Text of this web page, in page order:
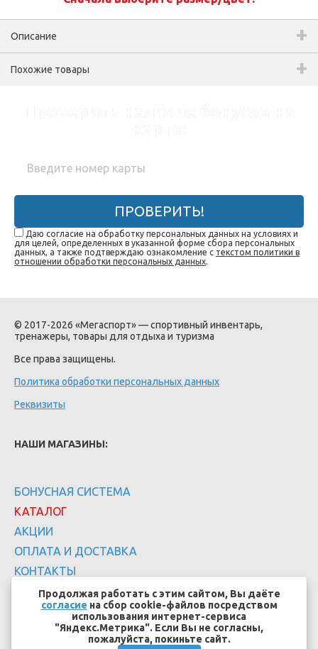
Описание
Похожие товары
ПРОВЕРИТЬ!
Даю согласие на обработку персональных данных на условиях и
для целей, определенных в указанной форме сбора персональных
данных, а также подтверждаю ознакомление с текстом политики в
отношении обработки персональных данных.
© 2017-2026 «Мегаспорт» — спортивный инвентарь,
тренажеры, товары для отдыха и туризма
Все права защищены.
Политика обработки персональных данных
Реквизиты
НАШИ МАГАЗИНЫ:
БОНУСНАЯ СИСТЕМА
КАТАЛОГ
АКЦИИ
ОПЛАТА И ДОСТАВКА
КОНТАКТЫ
Продолжая работать с этим сайтом, Вы даёте
согласие на сбор cookie-файлов посредством
использования интернет-сервиса
"Яндекс.Метрика". Если Вы не согласны,
пожалуйста, покиньте сайт.